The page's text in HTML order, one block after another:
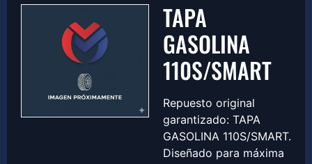
TAPA
GASOLINA
110S/SMART
Repuesto original
garantizado: TAPA
GASOLINA 110S/SMART.
Diseñado para máxima